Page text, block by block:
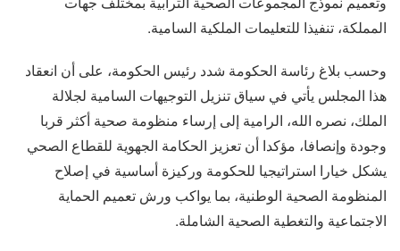
المملكة، تنفيذا للتعليمات الملكية السامية.
وحسب بلاغ رئاسة الحكومة شدد رئيس الحكومة، على أن انعقاد
هذا المجلس يأتي في سياق تنزيل التوجيهات السامية لجلالة
الملك، نصره الله، الرامية إلى إرساء منظومة صحية أكثر قربا
وجودة وإنصافا، مؤكدا أن تعزيز الحكامة الجهوية للقطاع الصحي
يشكل خيارا استراتيجيا للحكومة وركيزة أساسية في إصلاح
المنظومة الصحية الوطنية، بما يواكب ورش تعميم الحماية
الاجتماعية والتغطية الصحية الشاملة.